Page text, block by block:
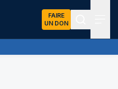
FAIRE
UN DON